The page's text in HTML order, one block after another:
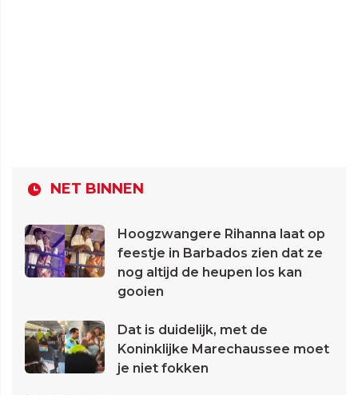
NET BINNEN
Hoogzwangere Rihanna laat op
feestje in Barbados zien dat ze
nog altijd de heupen los kan
gooien
Dat is duidelijk, met de
Koninklijke Marechaussee moet
je niet fokken